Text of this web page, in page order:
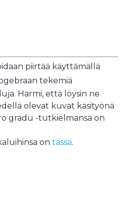
piirtää käyttämällä
tekemiä
Harmi, että löysin ne
olevat kuvat käsityönä
gradu -tutkielmansa on
on tässä.